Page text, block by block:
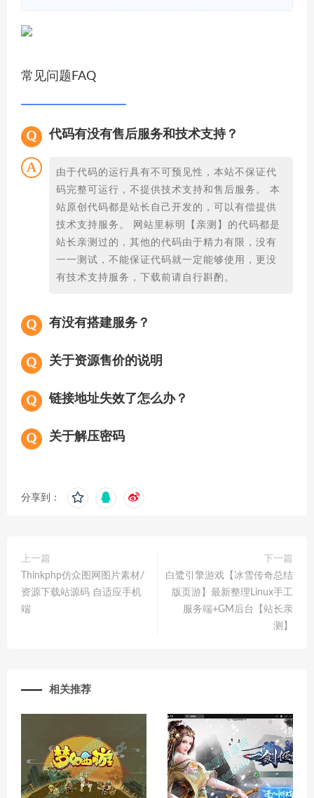
常见问题FAQ
代码有没有售后服务和技术支持？
由于代码的运行具有不可预见性，本站不保证代
码完整可运行，不提供技术支持和售后服务。 本
站原创代码都是站长自己开发的，可以有偿提供
技术支持服务。 网站里标明【亲测】的代码都是
站长亲测过的，其他的代码由于精力有限，没有
一一测试，不能保证代码就一定能够使用，更没
有技术支持服务，下载前请自行斟酌。
有没有搭建服务？
关于资源售价的说明
链接地址失效了怎么办？
关于解压密码
分享到：
上一篇
Thinkphp仿众图网图片素材/
资源下载站源码 自适应手机
端
下一篇
白鹭引擎游戏【冰雪传奇总结
版页游】最新整理Linux手工
服务端+GM后台【站长亲
测】
相关推荐